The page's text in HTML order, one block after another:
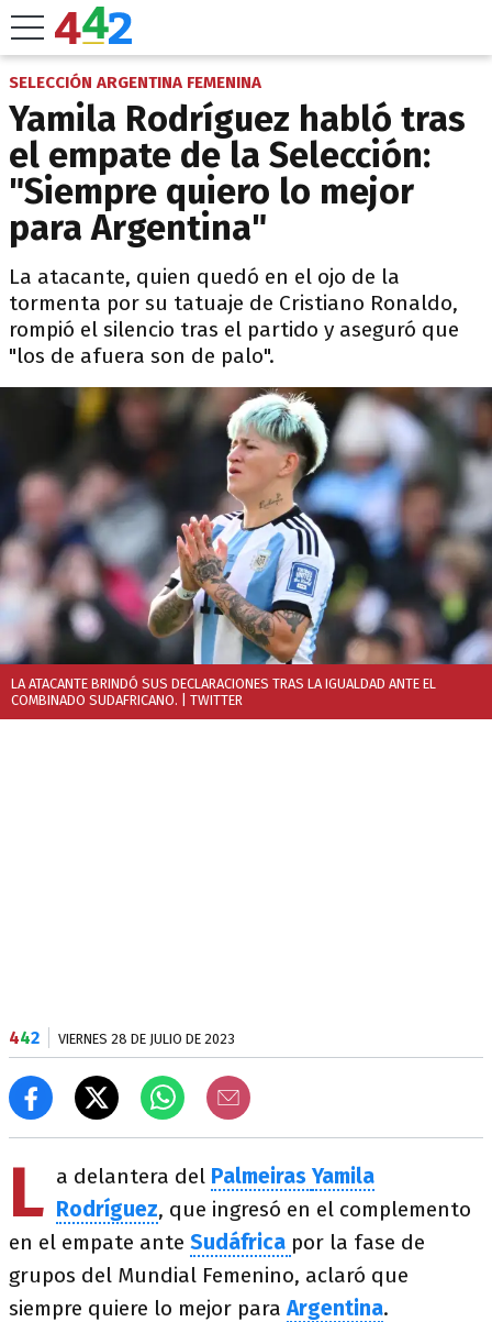
SELECCIÓN ARGENTINA FEMENINA
Yamila Rodríguez habló tras
el empate de la Selección:
"Siempre quiero lo mejor
para Argentina"
La atacante, quien quedó en el ojo de la
tormenta por su tatuaje de Cristiano Ronaldo,
rompió el silencio tras el partido y aseguró que
"los de afuera son de palo".
LA ATACANTE BRINDÓ SUS DECLARACIONES TRAS LA IGUALDAD ANTE EL
COMBINADO SUDAFRICANO. | TWITTER
442 VIERNES 28 DE JULIO DE 2023
L a delantera del Palmeiras Yamila
Rodríguez, que ingresó en el complemento
en el empate ante Sudáfrica por la fase de
grupos del Mundial Femenino, aclaró que
siempre quiere lo mejor paraArgentina.